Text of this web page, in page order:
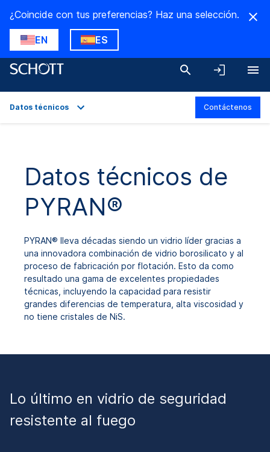
¿Coincide con tus preferencias? Haz una selección.
EN ES
Datos técnicos
Variantes del producto
Descargas
Datos técnicos Contáctenos
Datos técnicos de
PYRAN®
PYRAN® lleva décadas siendo un vidrio líder gracias a
una innovadora combinación de vidrio borosilicato y al
proceso de fabricación por flotación. Esto da como
resultado una gama de excelentes propiedades
técnicas, incluyendo la capacidad para resistir
grandes diferencias de temperatura, alta viscosidad y
no tiene cristales de NiS.
Lo último en vidrio de seguridad
resistente al fuego